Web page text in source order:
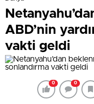
ABD’nin
vakti geldi
0 0